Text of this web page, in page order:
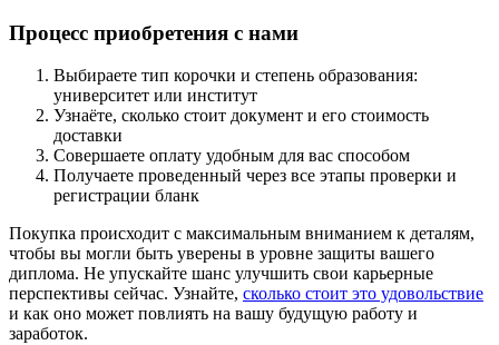
Процесс приобретения с нами
Выбираете тип корочки и степень образования:
университет или институт
Узнаёте, сколько стоит документ и его стоимость
доставки
Совершаете оплату удобным для вас способом
Получаете проведенный через все этапы проверки и
регистрации бланк
Покупка происходит с максимальным вниманием к деталям,
чтобы вы могли быть уверены в уровне защиты вашего
диплома. Не упускайте шанс улучшить свои карьерные
перспективы сейчас. Узнайте, сколько стоит это удовольствие
и как оно может повлиять на вашу будущую работу и
заработок.